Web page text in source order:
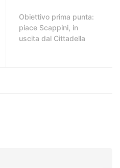
Obiettivo prima punta:
piace Scappini, in
uscita dal Cittadella